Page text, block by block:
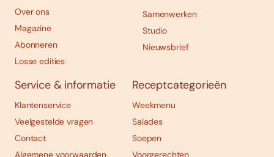
Over ons
Magazine
Abonneren
Losse edities
Samenwerken
Studio
Nieuwsbrief
Service & informatie
Klantenservice
Veelgestelde vragen
Contact
Algemene voorwaarden
Receptcategorieën
Weekmenu
Salades
Soepen
Voorgerechten